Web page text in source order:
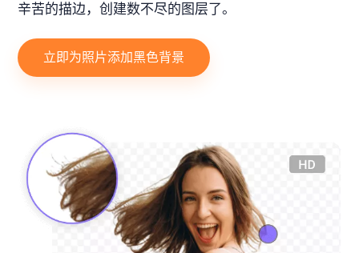
辛苦的描边，创建数不尽的图层了。
立即为照片添加黑色背景